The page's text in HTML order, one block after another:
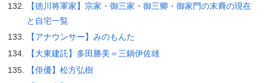
【徳川将軍家】宗家・御三家・御三卿・御家門の末裔の現在
と自宅一覧
【アナウンサー】みのもんた
【大東建託】多田勝美＝三鍋伊佐雄
【俳優】松方弘樹